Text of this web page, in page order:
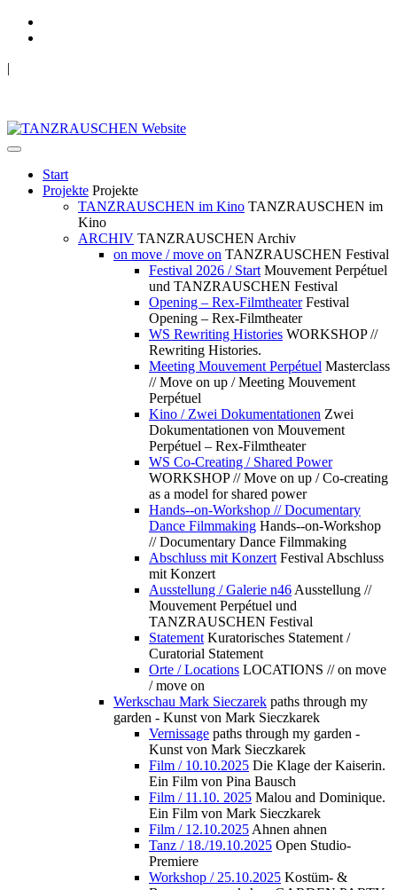
|
Start
Projekte Projekte
TANZRAUSCHEN im Kino TANZRAUSCHEN im
Kino
ARCHIV TANZRAUSCHEN Archiv
on move / move on TANZRAUSCHEN Festival
Festival 2026 / Start Mouvement Perpétuel
und TANZRAUSCHEN Festival
Opening – Rex-Filmtheater Festival
Opening – Rex-Filmtheater
WS Rewriting Histories WORKSHOP //
Rewriting Histories.
Meeting Mouvement Perpétuel Masterclass
// Move on up / Meeting Mouvement
Perpétuel
Kino / Zwei Dokumentationen Zwei
Dokumentationen von Mouvement
Perpétuel – Rex-Filmtheater
WS Co-Creating / Shared Power
WORKSHOP // Move on up / Co-creating
as a model for shared power
Hands--on-Workshop // Documentary
Dance Filmmaking Hands--on-Workshop
// Documentary Dance Filmmaking
Abschluss mit Konzert Festival Abschluss
mit Konzert
Ausstellung / Galerie n46 Ausstellung //
Mouvement Perpétuel und
TANZRAUSCHEN Festival
Statement Kuratorisches Statement /
Curatorial Statement
Orte / Locations LOCATIONS // on move
/ move on
Werkschau Mark Sieczarek paths through my
garden - Kunst von Mark Sieczkarek
Vernissage paths through my garden -
Kunst von Mark Sieczkarek
Film / 10.10.2025 Die Klage der Kaiserin.
Ein Film von Pina Bausch
Film / 11.10. 2025 Malou and Dominique.
Ein Film von Mark Sieczkarek
Film / 12.10.2025 Ahnen ahnen
Tanz / 18./19.10.2025 Open Studio-
Premiere
Workshop / 25.10.2025 Kostüm- &